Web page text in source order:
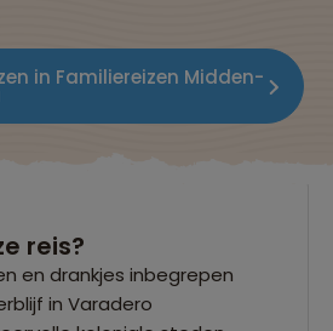
in Familiereizen Midden-
reis?
en drankjes inbegrepen
in Varadero